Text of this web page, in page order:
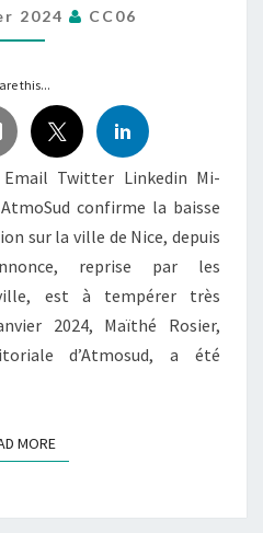
NICE,
VRAIMENT
2024 CC06
this...
Twitter Linkedin Mi-
confirme la baisse
sur la ville de Nice, depuis
reprise par les
est à tempérer très
2024, Maïthé Rosier,
d’Atmosud, a été
MOREREAD MORE